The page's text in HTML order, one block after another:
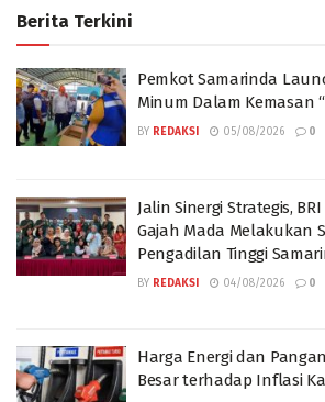
Berita Terkini
Pemkot Samarinda
Minum Dalam Kemasan
BY REDAKSI 05/08/2026 0
Jalin Sinergi Strategis,
Gajah Mada Melakukan
Pengadilan Tinggi
BY REDAKSI 04/08/2026 0
Harga Energi dan
Besar terhadap Inflasi